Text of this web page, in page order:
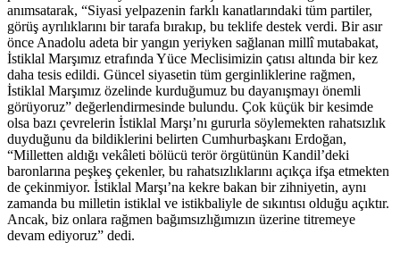
anımsatarak, “Siyasi yelpazenin farklı kanatlarındaki tüm partiler,
görüş ayrılıklarını bir tarafa bırakıp, bu teklife destek verdi. Bir asır
önce Anadolu adeta bir yangın yeriyken sağlanan millî mutabakat,
İstiklal Marşımız etrafında Yüce Meclisimizin çatısı altında bir kez
daha tesis edildi. Güncel siyasetin tüm gerginliklerine rağmen,
İstiklal Marşımız özelinde kurduğumuz bu dayanışmayı önemli
görüyoruz” değerlendirmesinde bulundu. Çok küçük bir kesimde
olsa bazı çevrelerin İstiklal Marşı’nı gururla söylemekten rahatsızlık
duyduğunu da bildiklerini belirten Cumhurbaşkanı Erdoğan,
“Milletten aldığı vekâleti bölücü terör örgütünün Kandil’deki
baronlarına peşkeş çekenler, bu rahatsızlıklarını açıkça ifşa etmekten
de çekinmiyor. İstiklal Marşı’na kekre bakan bir zihniyetin, aynı
zamanda bu milletin istiklal ve istikbaliyle de sıkıntısı olduğu açıktır.
Ancak, biz onlara rağmen bağımsızlığımızın üzerine titremeye
devam ediyoruz” dedi.